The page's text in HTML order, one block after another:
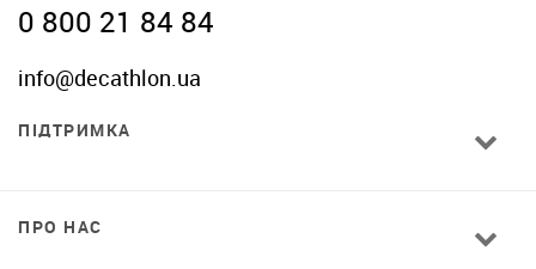
0 800 21 84 84
info@decathlon.ua
ПІДТРИМКА
ПРО НАС